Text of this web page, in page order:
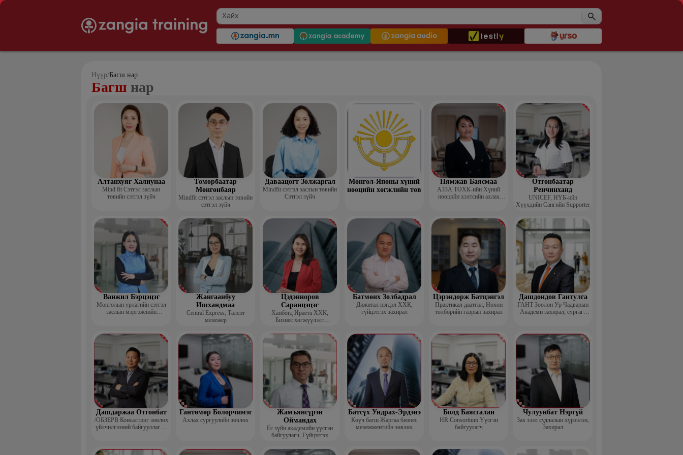
Нүүр/Багш нар
Багш нар
Алтанхуяг Халиунаа
Mind fit Сэтгэл заслын
төвийн сэтгэл зүйч
Төмөрбаатар
Мөнгөнбаяр
Mindfit сэтгэл заслын төвийн
сэтгэл зүйч
Даваацогт Золжаргал
Mindfit сэтгэл заслын төвийн
Сэтгэл зүйч
Монгол-Японы хүний
нөөцийн хөгжлийн төв
Нямжав Баясмаа
АЗЗА ТӨХК-ийн Хүний
нөөцийн хэлтсийн ахлах
Отгонбаатар
Ренчинханд
UNIСЕF, НҮБ-ийн
Хүүхдийн Сангийн Supporter
Ванжил Бэрцэцэг
Монголын урлагийн сэтгэл
заслын мэргэжлийн
Жангаанбуу
Ишхандмаа
Central Express, Талент
менежер
Цэдэнноров
Саранцэцэг
Ханбогд Ираета ХХК,
Бизнес хөгжүүлэлт
Батмөнх Золбадрал
Дижитал нэгдэл ХХК,
гүйцэтгэх захирал
Цэрэндорж Батцэнгэл
Практикал даатгал, Нөхөн
төлбөрийн газрын захирал
Дашдондов Гантулга
ГАНТ Зөөлөн Ур Чадварын
Академи захирал, сургагч
Дашдаржаа Отгонбат
/ОБЗЕРВ Консалтинг зөвлөх
үйлчилгээний байгууллагын
Гантөмөр Болорчимэг
Ахлах сургуулийн зөвлөх
Жамъянсүрэн
Оймандах
Ёс зүйн академийн үүсгэн
байгуулагч, Гүйцэтгэх
Батсүх Ундрах-Эрдэнэ
Көүч багш Жаргаа бизнес
менежментийн зөвлөх
Болд Баясгалан
HR Consortium Үүсгэн
байгуулагч
Чулуунбат Нэргүй
Зах зээл судлалын хүрээлэн,
Захирал